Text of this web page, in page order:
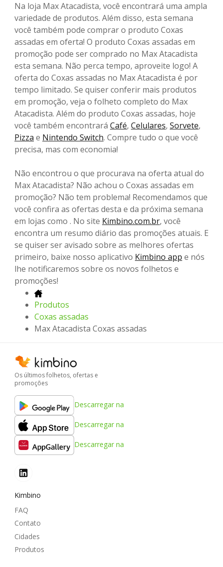
Na loja Max Atacadista, você encontrará uma ampla
variedade de produtos. Além disso, esta semana
você também pode comprar o produto Coxas
assadas em oferta! O produto Coxas assadas em
promoção pode ser comprado no Max Atacadista
esta semana. Não perca tempo, aproveite logo! A
oferta do Coxas assadas no Max Atacadista é por
tempo limitado. Se quiser conferir mais produtos
em promoção, veja o folheto completo do Max
Atacadista. Além do produto Coxas assadas, hoje
você também encontrará Café, Celulares, Sorvete,
Pizza e Nintendo Switch. Compre tudo o que você
precisa, mas com economia!
Não encontrou o que procurava na oferta atual do
Max Atacadista? Não achou o Coxas assadas em
promoção? Não tem problema! Recomendamos que
você confira as ofertas desta e da próxima semana
em lojas como . No site Kimbino.com.br, você
encontra um resumo diário das promoções atuais. E
se quiser ser avisado sobre as melhores ofertas
primeiro, baixe nosso aplicativo Kimbino app e nós
lhe notificaremos sobre os novos folhetos e
promoções!
Produtos
Coxas assadas
Max Atacadista Coxas assadas
Os últimos folhetos, ofertas e
promoções
Descarregar na
Descarregar na
Descarregar na
Kimbino
FAQ
Contato
Cidades
Produtos